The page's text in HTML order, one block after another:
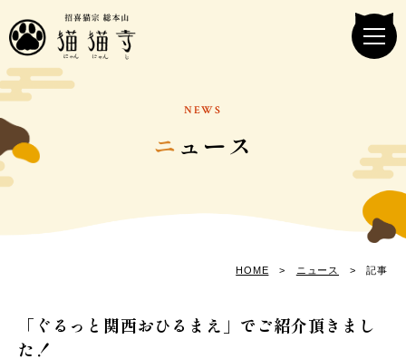
NEWS
ニ ュース
HOME > ニュース > 記事
「ぐるっと関西おひるまえ」でご紹介頂きまし
た！